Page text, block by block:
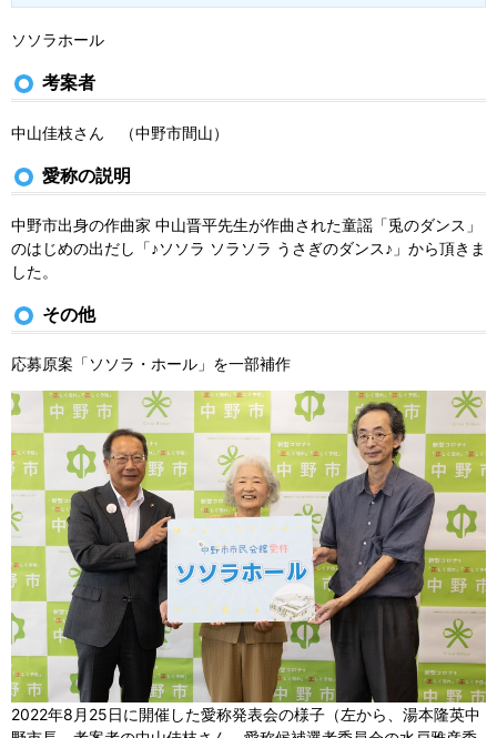
ソソラホール
考案者
中山佳枝さん （中野市間山）
愛称の説明
中野市出身の作曲家 中山晋平先生が作曲された童謡「兎のダンス」
のはじめの出だし「♪ソソラ ソラソラ うさぎのダンス♪」から頂きま
した。
その他
応募原案「ソソラ・ホール」を一部補作
2022年8月25日に開催した愛称発表会の様子（左から、湯本隆英中